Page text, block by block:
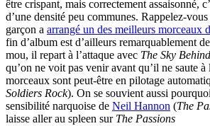
être crispant, mais correctement assaisonné,
d’une densité peu communes. Rappelez-
garçon a arrangé un des meilleurs morceaux
fin d’album est d’ailleurs remarquablement
mou, il repart à l’attaque avec The Sky
qu’on ne voit pas venir avant qu’il ne saute
morceaux sont peut-être en pilotage
Soldiers Rock). On se souvient aussi
sensibilité narquoise de Neil Hannon (The
laisse aller au spleen sur The Passions